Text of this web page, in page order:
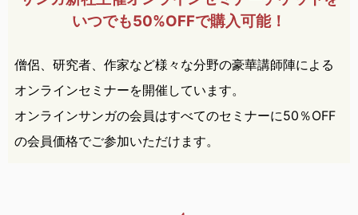
いつでも50%OFFで購入可能！
僧侶、研究者、作家など様々な分野の豪華講師陣による
オンラインセミナーを開催しています。
オンラインサンガの会員はすべてのセミナーに50％OFF
の会員価格でご参加いただけます。